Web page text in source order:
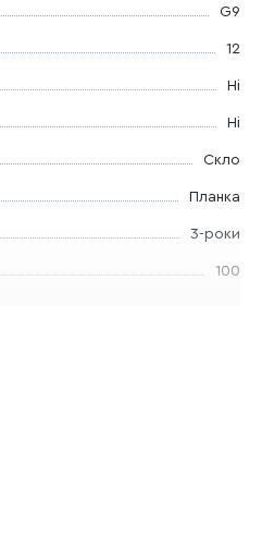
G9
12
Ні
Ні
Скло
Планка
3-роки
100